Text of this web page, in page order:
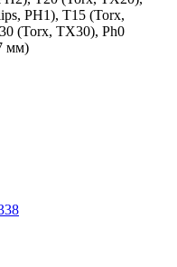
PH1), T15 (Torx,
(Torx, TX30), Ph0
мм)